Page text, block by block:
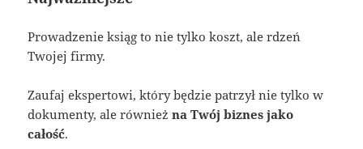
Prowadzenie ksiąg to nie tylko koszt, ale rdzeń
Twojej firmy.
Zaufaj ekspertowi, który będzie patrzył nie tylko w
dokumenty, ale równieżna Twój biznes jako
całość.